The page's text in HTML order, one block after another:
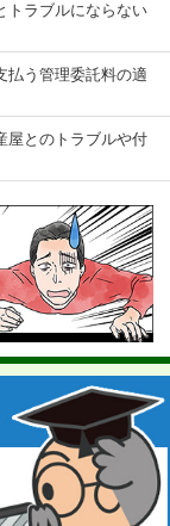
トラブルにならない
払う管理委託料の適
屋とのトラブルや付